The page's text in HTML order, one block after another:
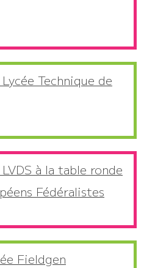
Technique de
à la table ronde
Fédéralistes
Fieldgen